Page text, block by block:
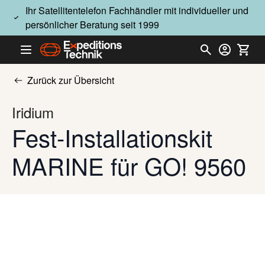
Direkt zum Inhalt
Ihr Satellitentelefon Fachhändler mit individueller und
persönlicher Beratung seit 1999
Zurück zur Übersicht
Iridium
Fest-Installationskit
MARINE für GO! 9560